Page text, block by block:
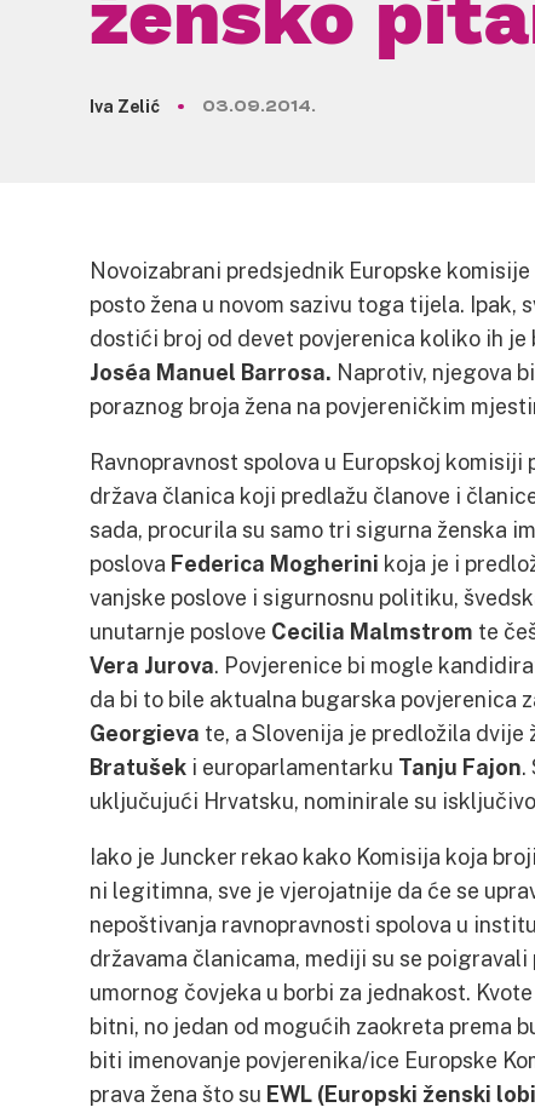
Iva Zelić 03.09.2014.
Novoizabrani predsjednik Europske komisije
posto žena u novom sazivu toga tijela. Ipak,
dostići broj od devet povjerenica koliko ih
Joséa Manuel Barrosa. Naprotiv, njegova
poraznog broja žena na povjereničkim
Ravnopravnost spolova u Europskoj
država članica koji predlažu članove i
sada, procurila su samo tri sigurna ženska
poslova Federica Mogherini koja je i
vanjske poslove i sigurnosnu politiku,
unutarnje poslove Cecilia Malmstrom te
Vera Jurova. Povjerenice bi mogle
da bi to bile aktualna bugarska povjerenica
Georgieva te, a Slovenija je predložila dvije
Bratušek i europarlamentarku Tanju Fajon.
uključujući Hrvatsku, nominirale su
Iako je Juncker rekao kako Komisija koja
ni legitimna, sve je vjerojatnije da će se
nepoštivanja ravnopravnosti spolova u
državama članicama, mediji su se
umornog čovjeka u borbi za jednakost.
bitni, no jedan od mogućih zaokreta prema
biti imenovanje povjerenika/ice Europske
prava žena što su EWL (Europski ženski